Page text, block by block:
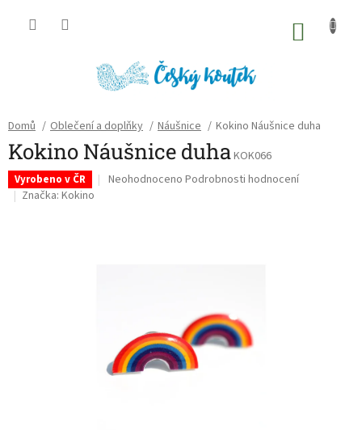
Domů / Oblečení a doplňky / Náušnice / Kokino Náušnice duha
Kokino Náušnice duhaKOK066
Vyrobeno v ČR
Průměrné
Neohodnoceno Podrobnosti hodnocení
Značka: Kokino